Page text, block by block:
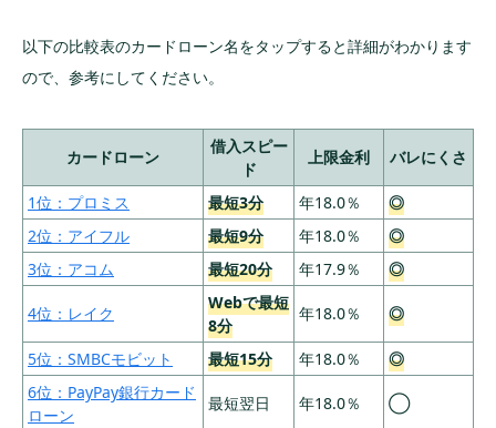
し
20位：オリックス銀行カードローンはがんにな
ると返済が免除される
21位：オリックスVIPローンカードは会員限定の
優待がある
22位：みんなの銀行 Loanならスマホアプリか
ら申込みが完結
23位：千葉銀行カードローンは専業主婦(主夫)
の方も利用可能
24位：横浜銀行カードローンは年金受給者でも
利用可能
以下の比較表のカードローン名をタップすると詳細がわかります
ので、参考にしてください。
カードローン
借入スピー
ド
上限金利 バレにくさ
1位：プロミス 最短3分 年18.0％
◎
2位：アイフル
最短9分 年18.0％
◎
3位：アコム
最短20分 年17.9％ ◎
4位：レイク
Webで最短
8分
年18.0％ ◎
5位：SMBCモビット 最短15分 年18.0％
◎
6位：PayPay銀行カード
ローン
最短翌日 年18.0％ ◯